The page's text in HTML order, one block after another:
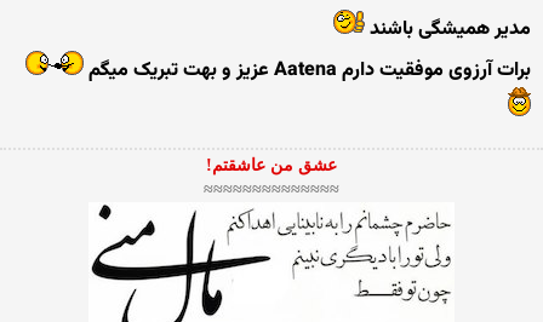
مدیر همیشگی باشند
برات آرزوی موفقیت دارم Aatena عزیز و بهت تبریک میگم
عشق من عاشقتم!
≈≈≈≈≈≈≈≈≈≈≈≈≈≈